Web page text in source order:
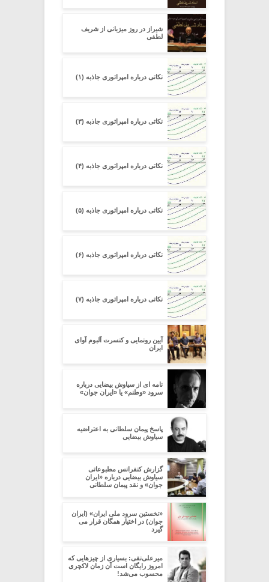
شیراز در روز میزبانی از شریف
لطفی
نکاتی درباره امپراتوری جاذبه (۱)
نکاتی درباره امپراتوری جاذبه (۳)
نکاتی درباره امپراتوری جاذبه (۴)
نکاتی درباره امپراتوری جاذبه (۵)
نکاتی درباره امپراتوری جاذبه (۶)
نکاتی درباره امپراتوری جاذبه (۷)
آیین رونمایی و کنسرت آلبوم آوای
ایران
نامه ای از سیاوش بیضایی درباره
سرود «وطنم» یا «ایران جوان»
پاسخ پیمان سلطانی به اعتراضیه
سیاوش بیضایی
گزارش کنفرانس مطبوعاتی
سیاوش بیضایی درباره «ایران
جوان» و نقد پیمان سلطانی
«نخستین سرود ملی ایران» (ایران
جوان) در اختیار همگان قرار می
گیرد
میرعلی‌نقی: بسیاری از چیزهایی که
امروز رایگان است آن زمان لاکچری
محسوب می‌شد!